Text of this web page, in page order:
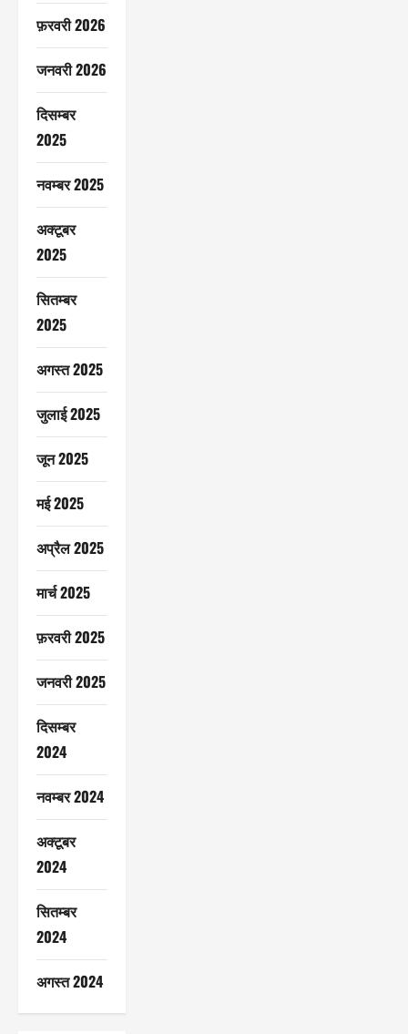
फ़रवरी 2026
जनवरी 2026
दिसम्बर
2025
नवम्बर 2025
अक्टूबर
2025
सितम्बर
2025
अगस्त 2025
जुलाई 2025
जून 2025
मई 2025
अप्रैल 2025
मार्च 2025
फ़रवरी 2025
जनवरी 2025
दिसम्बर
2024
नवम्बर 2024
अक्टूबर
2024
सितम्बर
2024
अगस्त 2024